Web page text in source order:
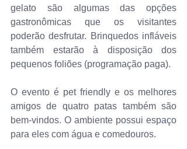
gelato são algumas das opções
gastronômicas que os visitantes
poderão desfrutar. Brinquedos infláveis
também estarão à disposição dos
pequenos foliões (programação paga).
O evento é pet friendly e os melhores
amigos de quatro patas também são
bem-vindos. O ambiente possui espaço
para eles com água e comedouros.